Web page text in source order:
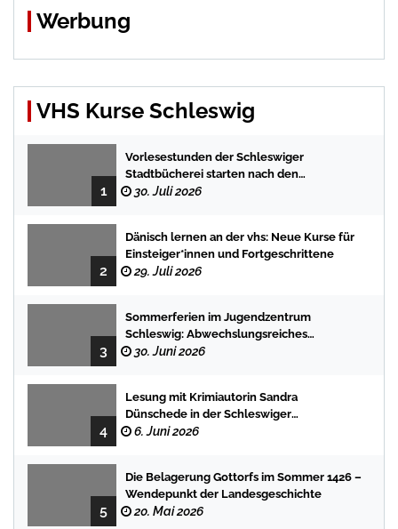
Werbung
VHS Kurse Schleswig
1
Vorlesestunden der Schleswiger
Stadtbücherei starten nach den
Sommerferien mit spannenden
30. Juli 2026
2
Dänisch lernen an der vhs: Neue Kurse für
Einsteiger*innen und Fortgeschrittene
29. Juli 2026
3
Sommerferien im Jugendzentrum
Schleswig: Abwechslungsreiches
Programm für Kinder und Jugendliche
30. Juni 2026
4
Lesung mit Krimiautorin Sandra
Dünschede in der Schleswiger
Stadtbücherei
6. Juni 2026
5
Die Belagerung Gottorfs im Sommer 1426 –
Wendepunkt der Landesgeschichte
20. Mai 2026